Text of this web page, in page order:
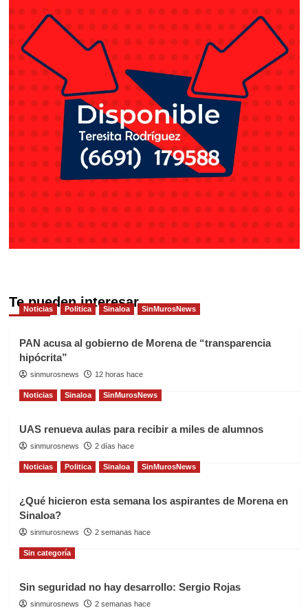
Te pueden interesar
Noticias Politica Sinaloa SinMurosNews
PAN acusa al gobierno de Morena de “transparencia
hipócrita”
sinmurosnews 12 horas hace
Noticias Sinaloa SinMurosNews
UAS renueva aulas para recibir a miles de alumnos
sinmurosnews 2 días hace
Noticias Politica Sinaloa SinMurosNews
¿Qué hicieron esta semana los aspirantes de Morena en
Sinaloa?
sinmurosnews 2 semanas hace
Sin categoría
Sin seguridad no hay desarrollo: Sergio Rojas
sinmurosnews 2 semanas hace